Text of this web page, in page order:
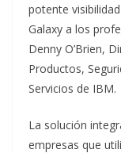
potente
Galaxy a los
Denny O’Brien,
Productos,
Servicios de IBM.
La solución
empresas que